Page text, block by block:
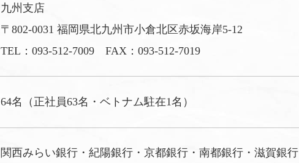
九州支店
〒802-0031 福岡県北九州市小倉北区赤坂海岸5-12
TEL：093-512-7009 FAX：093-512-7019
64名（正社員63名・ベトナム駐在1名）
関西みらい銀行・紀陽銀行・京都銀行・南都銀行・滋賀銀行